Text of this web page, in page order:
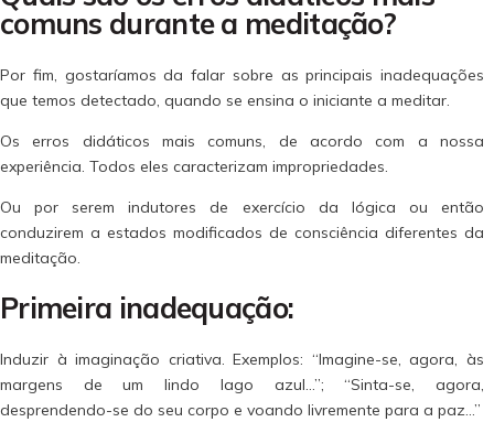
comuns durante a meditação?
Por fim, gostaríamos da falar sobre as principais inadequações
que temos detectado, quando se ensina o iniciante a meditar.
Os erros didáticos mais comuns, de acordo com a nossa
experiência. Todos eles caracterizam impropriedades.
Ou por serem indutores de exercício da lógica ou então
conduzirem a estados modificados de consciência diferentes da
meditação.
Primeira inadequação:
Induzir à imaginação criativa. Exemplos: “Imagine-se, agora, às
margens de um lindo lago azul…”; “Sinta-se, agora,
desprendendo-se do seu corpo e voando livremente para a paz…”